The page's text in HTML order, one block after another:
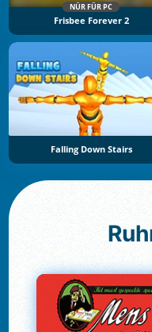
NÜR FÜR PC
Frisbee Forever 2
Falling Down Stairs